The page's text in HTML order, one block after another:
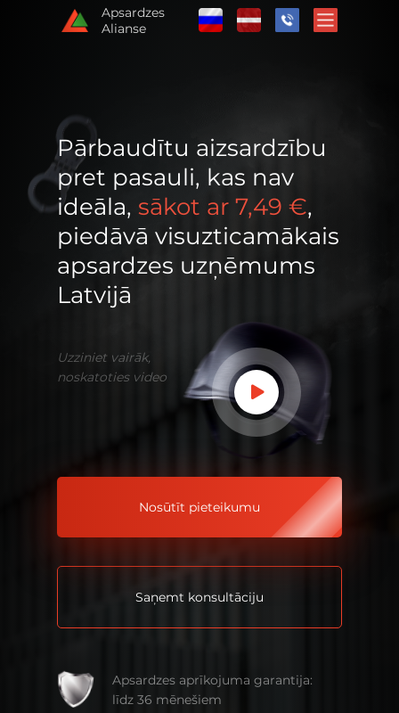
Nosūtīt pieteikumu
Pārbaudītu aizsardzību
pret pasauli, kas nav
ideāla, sākot ar 7,49 €,
piedāvā visuzticamākais
apsardzes uzņēmums
Latvijā
Apsardzes
Alianse
Apsardzes aprīkojuma garantija:
līdz 36 mēnešiem
Saņemt konsultāciju
Uzziniet vairāk,
noskatoties video